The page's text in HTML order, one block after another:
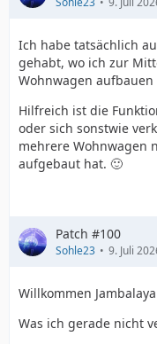
Ich habe tatsächlich
gehabt, wo ich zur
Wohnwagen aufbauen
Hilfreich ist die
oder sich sonstwie
mehrere Wohnwagen
aufgebaut hat. 🙂
Patch #100
Sohle23 9. Juli
Willkommen
Was ich gerade nicht